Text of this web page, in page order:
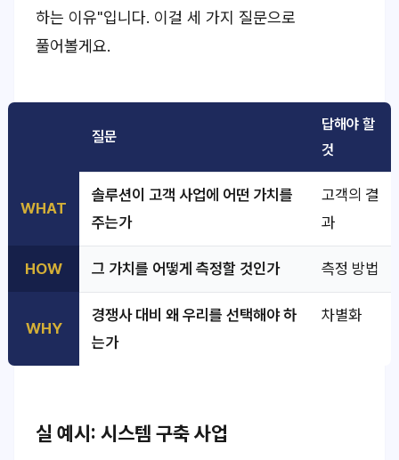
하는 이유"입니다. 이걸 세 가지 질문으로
풀어볼게요.
질문
답해야 할
것
WHAT
솔루션이 고객 사업에 어떤 가치를
주는가
고객의 결
과
HOW 그 가치를 어떻게 측정할 것인가 측정 방법
WHY
경쟁사 대비 왜 우리를 선택해야 하
는가
차별화
실 예시: 시스템 구축 사업